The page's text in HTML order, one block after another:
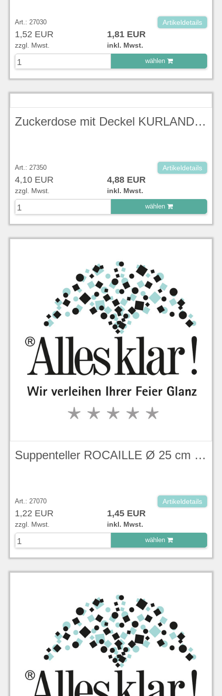
Art.: 27030 Artikeldetails
1,52 EUR 1,81 EUR
zzgl. Mwst. inkl. Mwst.
wählen
zu Warenkorb hinzugefügt.
Zuckerdose mit Deckel KURLAND KPM
Art.: 27350 Artikeldetails
4,10 EUR 4,88 EUR
zzgl. Mwst. inkl. Mwst.
wählen
zu Warenkorb hinzugefügt.
Suppenteller ROCAILLE Ø 25 cm KPM
Art.: 27070 Artikeldetails
1,22 EUR 1,45 EUR
zzgl. Mwst. inkl. Mwst.
wählen
zu Warenkorb hinzugefügt.